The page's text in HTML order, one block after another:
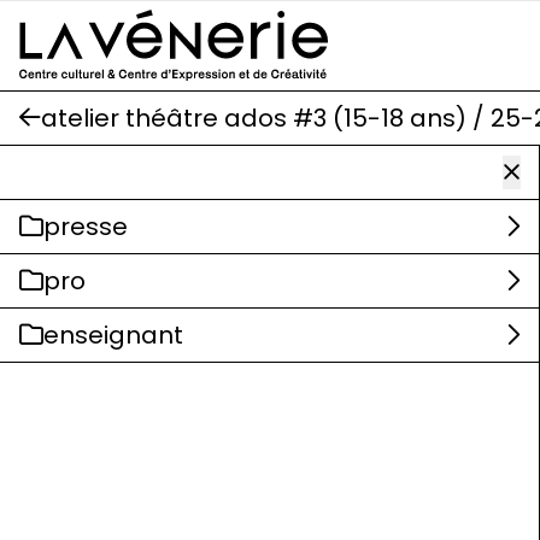
Aller au contenu principal
atelier théâtre ados #3 (15-18 ans) / 25-
presse
pro
enseignant